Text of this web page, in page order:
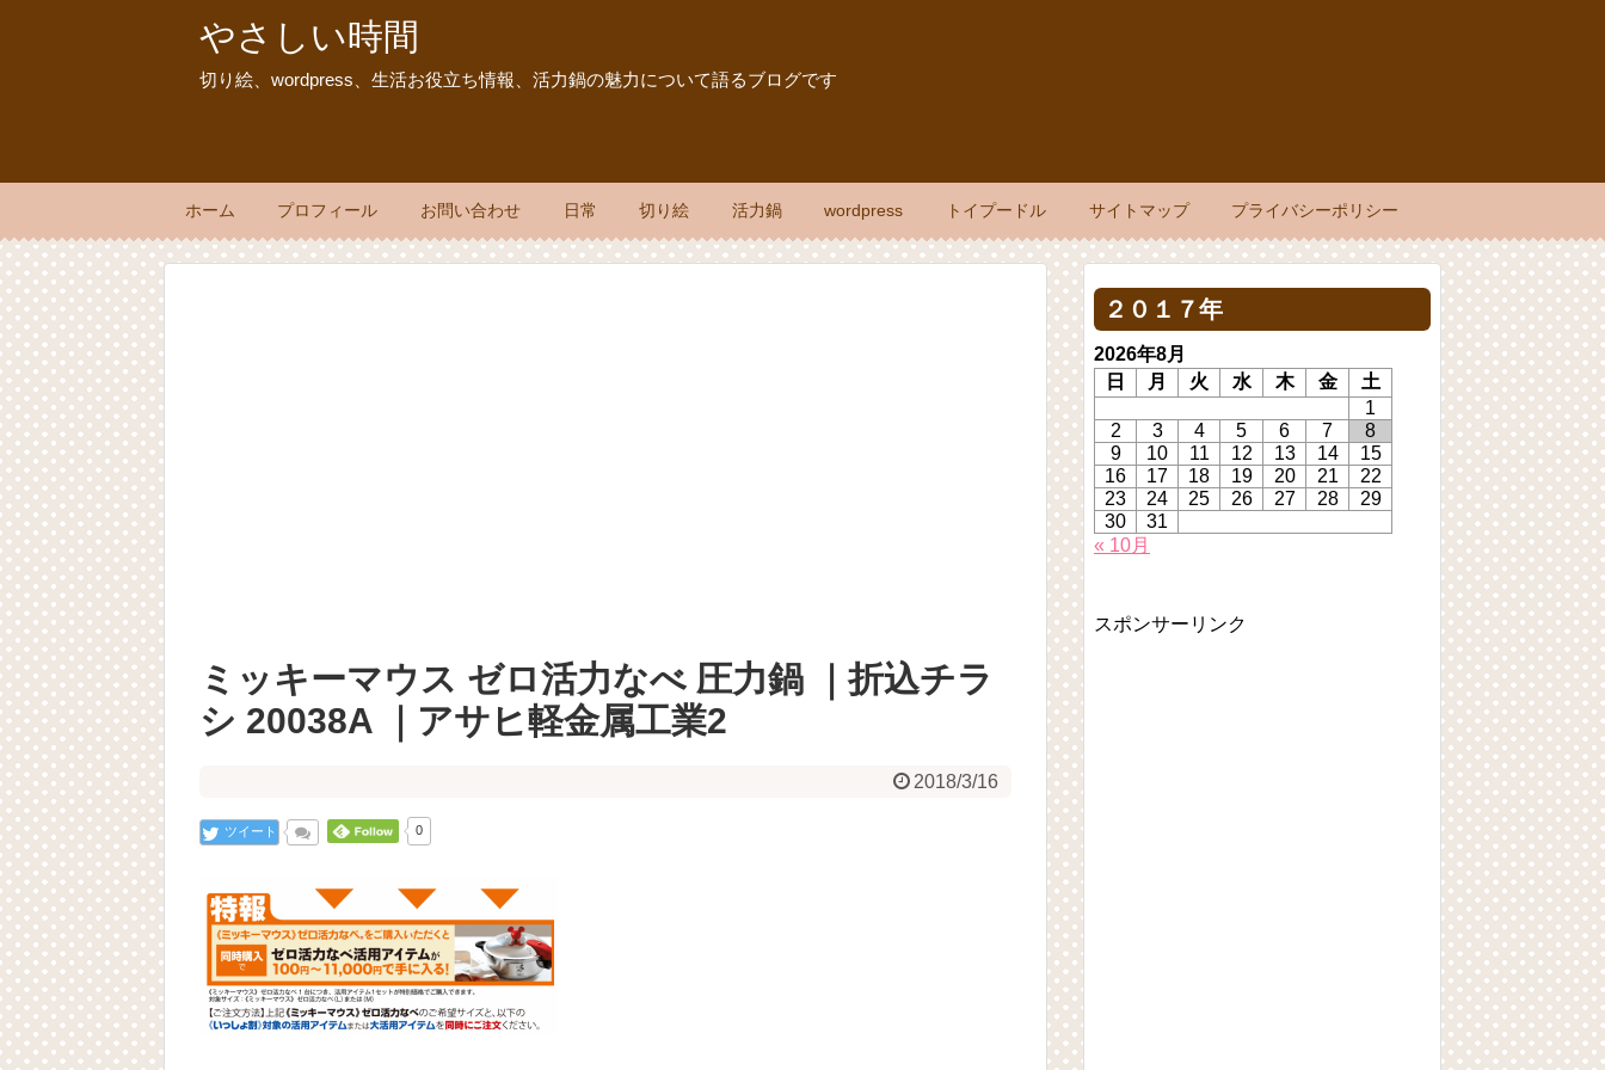
やさしい時間
切り絵、wordpress、生活お役立ち情報、活力鍋の魅力について語るブログです
ホーム プロフィール お問い合わせ 日常 切り絵 活力鍋 wordpress トイプードル サイトマップ プライバシーポリシー
ミッキーマウス ゼロ活力なべ 圧力鍋 ｜折込チラ
シ 20038A ｜アサヒ軽金属工業2
2018/3/16
ツイート 0
２０１７年
2026年8月
日
月 火 水 木 金
土
1
2
3 4 5 6 7
8
9
10 11 12 13 14
15
16
17 18 19 20 21
22
23
24 25 26 27 28
29
30
31
« 10月
スポンサーリンク